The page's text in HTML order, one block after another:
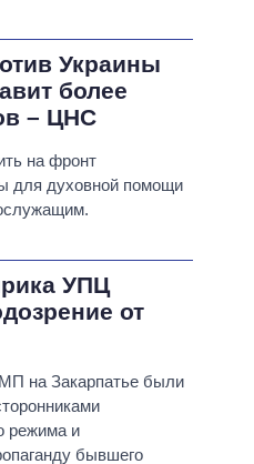
Украины
более
– ЦНС
на фронт
для духовной помощи
УПЦ
от
на Закарпатье были
режима и
бывшего